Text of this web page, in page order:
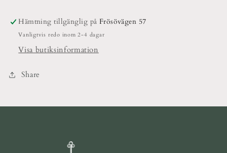
Hämtning tillgänglig på Frösövägen 57
Vanligtvis redo inom 2-4 dagar
Visa butiksinformation
Share